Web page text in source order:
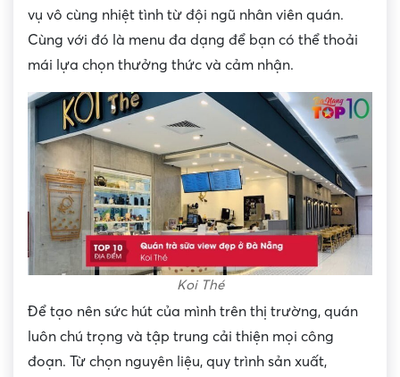
vụ vô cùng nhiệt tình từ đội ngũ nhân viên quán.
Cùng với đó là menu đa dạng để bạn có thể thoải
mái lựa chọn thưởng thức và cảm nhận.
Koi Thé
Để tạo nên sức hút của mình trên thị trường, quán
luôn chú trọng và tập trung cải thiện mọi công
đoạn. Từ chọn nguyên liệu, quy trình sản xuất,